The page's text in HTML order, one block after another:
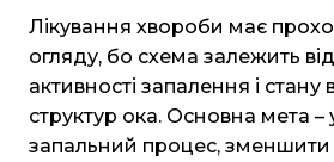
Лікування хвороби має
огляду, бо схема залежить
активності запалення і стану
структур ока. Основна мета –
запальний процес, зменшити